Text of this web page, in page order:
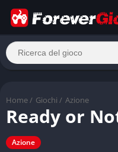
Home / Giochi / Azione
Ready or
Azione